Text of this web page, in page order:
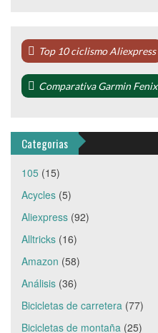
Top 10 ciclismo Aliexpress
Comparativa Garmin Fenix
Categorias
105 (15)
Acycles (5)
Aliexpress (92)
Alltricks (16)
Amazon (58)
Análisis (36)
Bicicletas de carretera (77)
Bicicletas de montaña (25)